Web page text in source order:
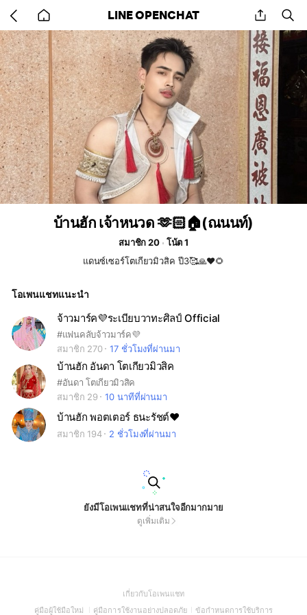
back
to
home
LINE OPENCHAT share
บ้านฮัก เจ้าหนวด 🫶🏻🏠(ณนนท์)
สมาชิก 20
โน้ต 1
แดนซ์เซอร์โตเกียวมิวสิค ปี3🥰🙏❤️🌻
โอเพนแชทแนะนำ
จ้าวมาร์ค💜ระเบียบวาทะศิลป์ Official
#แฟนคลับจ้าวมาร์ค💜
สมาชิก 270
17 ชั่วโมงที่ผ่านมา
บ้านฮัก อันดา โตเกียวมิวสิค
#อันดา โตเกียวมิวสิค
สมาชิก 29
10 นาทีที่ผ่านมา
บ้านฮัก พอตเตอร์ ธนะรัชต์❤️
สมาชิก 194 2 ชั่วโมงที่ผ่านมา
ยังมีโอเพนแชทที่น่าสนใจอีกมากมาย
ดูเพิ่มเติม
เกี่ยวกับโอเพนแชท(Open
in
คู่มือผู้ใช้มือใหม่ (Open
คู่มือการใช้งานอย่างปลอดภัย(Open
ข้อกำหนดการใช้บริการ(Open